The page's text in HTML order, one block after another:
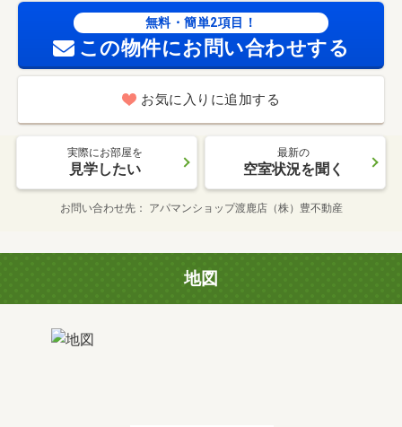
無料・簡単2項目！
この物件にお問い合わせする
お気に入りに追加する
実際にお部屋を
見学したい
最新の
空室状況を聞く
お問い合わせ先 アパマンショップ渡鹿店（株）豊不動産
地図